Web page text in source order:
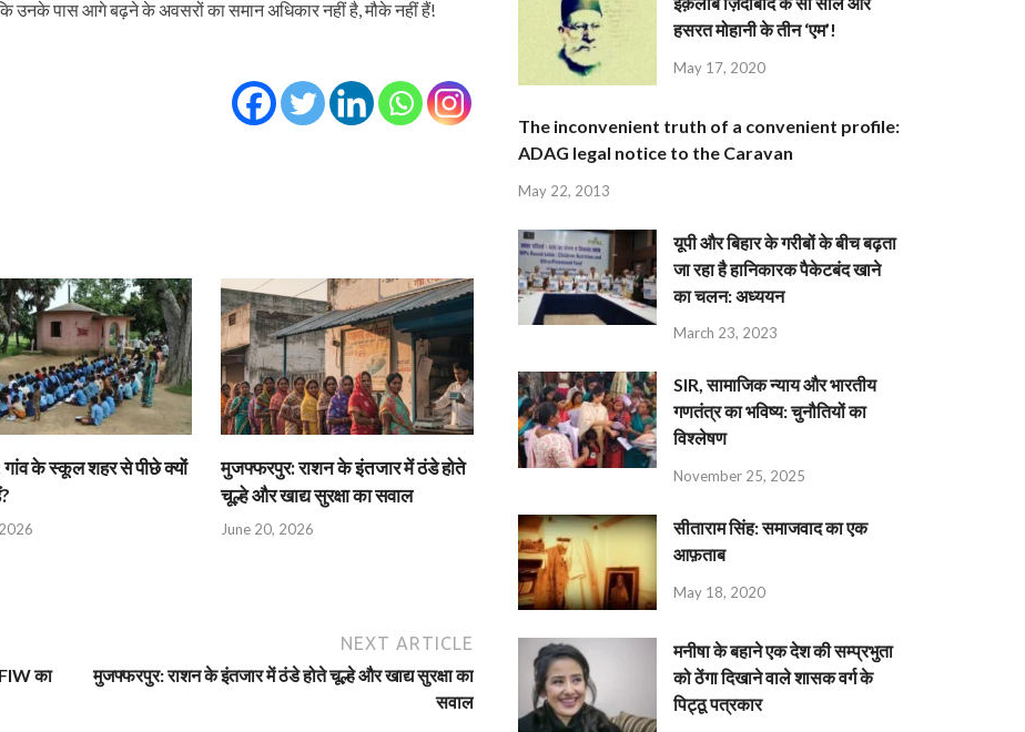
उनके पास आगे बढ़ने के अवसरों का समान अधिकार नहीं है, मौके नहीं हैं!
गांव के स्कूल शहर से पीछे क्यों
मुजफ्फरपुर: राशन के इंतजार में ठंडे होते
चूल्हे और खाद्य सुरक्षा का सवाल
June 20, 2026
का
NEXT ARTICLE
मुजफ्फरपुर: राशन के इंतजार में ठंडे होते चूल्हे और खाद्य सुरक्षा का
सवाल
हसरत मोहानी के तीन ‘एम’!
May 17, 2020
The inconvenient truth of a convenient profile:
ADAG legal notice to the Caravan
May 22, 2013
यूपी और बिहार के गरीबों के बीच बढ़ता
जा रहा है हानिकारक पैकेटबंद खाने
का चलन: अध्ययन
March 23, 2023
SIR, सामाजिक न्याय और भारतीय
गणतंत्र का भविष्य: चुनौतियों का
विश्लेषण
November 25, 2025
सीताराम सिंह: समाजवाद का एक
आफ़ताब
May 18, 2020
मनीषा के बहाने एक देश की सम्प्रभुता
को ठेंगा दिखाने वाले शासक वर्ग के
पिट्ठू पत्रकार